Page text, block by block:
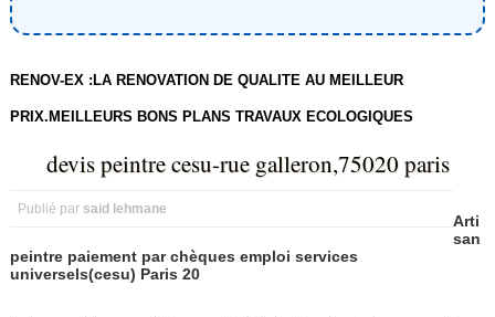
RENOV-EX :LA RENOVATION DE QUALITE AU MEILLEUR
PRIX.MEILLEURS BONS PLANS TRAVAUX ECOLOGIQUES
devis peintre cesu-rue galleron,75020 paris
Publié par said lehmane
Arti
san
peintre paiement par chèques emploi services
universels(cesu) Paris 20